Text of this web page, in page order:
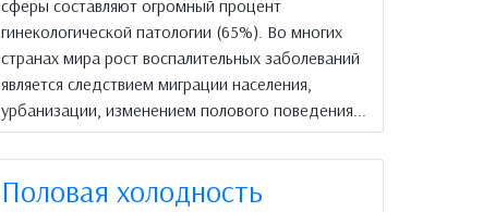
сферы составляют огромный процент
гинекологической патологии (65%). Во многих
странах мира рост воспалительных заболеваний
является следствием миграции населения,
урбанизации, изменением полового поведения...
Половая холодность